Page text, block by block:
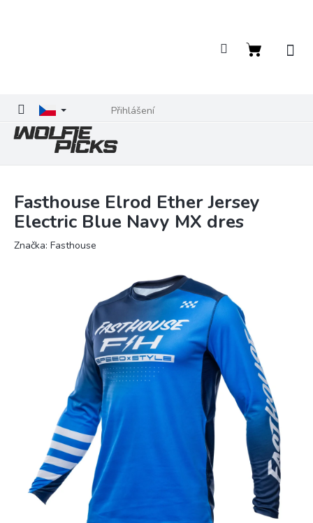
Přihlášení
Nákupní
Fasthouse Elrod Ether Jersey
Electric Blue Navy MX dres
Značka: Fasthouse